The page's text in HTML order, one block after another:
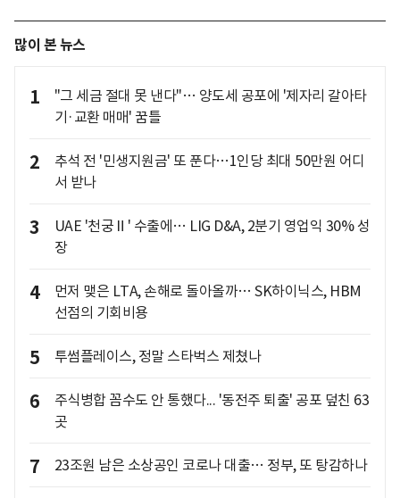
많이 본 뉴스
1
"그 세금 절대 못 낸다"… 양도세 공포에 '제자리 갈아타
기·교환 매매' 꿈틀
2
추석 전 '민생지원금' 또 푼다…1인당 최대 50만원 어디
서 받나
3
UAE '천궁Ⅱ' 수출에… LIG D&A, 2분기 영업익 30% 성
장
4
먼저 맺은 LTA, 손해로 돌아올까… SK하이닉스, HBM
선점의 기회비용
5 투썸플레이스, 정말 스타벅스 제쳤나
6
주식병합 꼼수도 안 통했다... '동전주 퇴출' 공포 덮친 63
곳
7 23조원 남은 소상공인 코로나 대출… 정부, 또 탕감하나